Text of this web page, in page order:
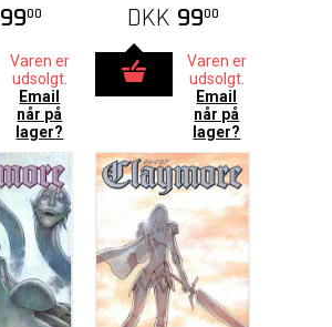
9900
Varen er
udsolgt.
Email
når på
lager?
DKK 9900
Varen er
udsolgt.
Email
når på
lager?